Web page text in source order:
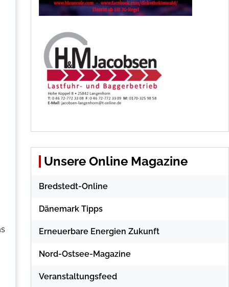
Unsere Online Magazine
Bredstedt-Online
Dänemark Tipps
Erneuerbare Energien Zukunft
Nord-Ostsee-Magazine
Veranstaltungsfeed